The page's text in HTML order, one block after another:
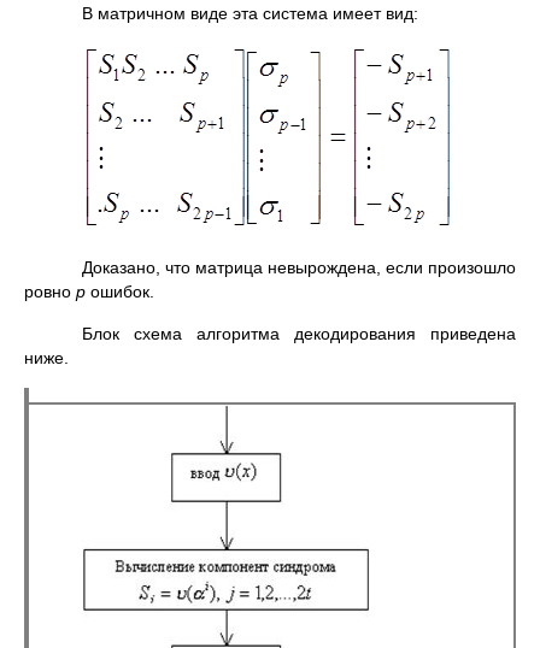
В матричном виде эта система имеет вид:
Доказано, что матрица невырождена, если произошло
ровно р ошибок.
Блок схема алгоритма декодирования приведена
ниже.